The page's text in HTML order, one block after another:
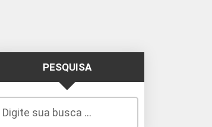
PESQUISA